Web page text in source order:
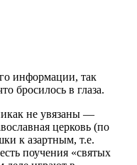
информации, так
бросилось в глаза.
не увязаны —
церковь (по
к азартным, т.е.
поучения «святых